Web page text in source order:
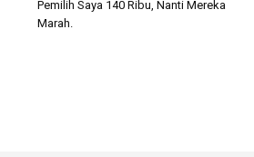
Pemilih Saya 140 Ribu, Nanti Mereka
Marah.